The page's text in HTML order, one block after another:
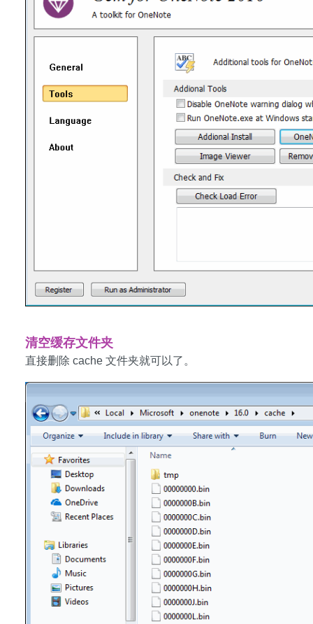
清空缓存文件夹
直接删除 cache 文件夹就可以了。